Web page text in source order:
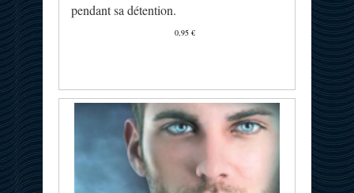
pendant sa détention.
0,95 €